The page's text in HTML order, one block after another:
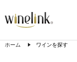
ホーム ワインを探す